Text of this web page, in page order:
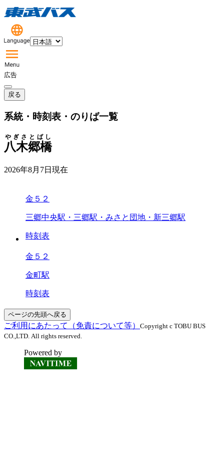
広告
戻る
系統・時刻表・のりば一覧
八木郷橋
やぎさとばし
2026年8月7日 現在
金５２
三郷中央駅・三郷駅・みさと団地・新三郷駅
時刻表
金５２
金町駅
時刻表
ページの先頭へ戻る
ご利用にあたって（免責について等） Copyright c TOBU BUS
CO.,LTD. All rights reserved.
Powered by